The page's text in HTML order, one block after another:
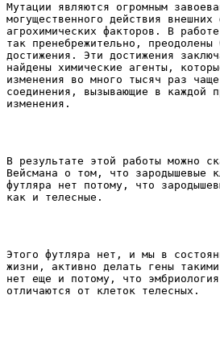
Мутации являются огромным
могущественного действия
агрохимических факторов. В
так пренебрежительно,
достижения. Эти достижения
найдены химические агенты,
изменения во много тысяч раз
соединения, вызывающие в каждой
изменения.
В результате этой работы можно
Вейсмана о том, что зародышевые
футляра нет потому, что
как и телесные.
Этого футляра нет, и мы в
жизни, активно делать гены
нет еще и потому, что
отличаются от клеток телесных.